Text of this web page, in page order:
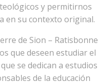
y permitirnos
en su contexto original.
de Sion – Ratisbonne
que deseen estudiar el
se dedican a estudios
de la educación